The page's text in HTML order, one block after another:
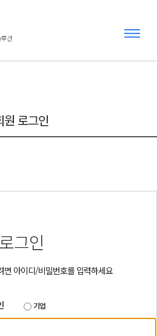
션
원 로그인
로그인
면 아이디/비밀번호를 입력하세요
기업